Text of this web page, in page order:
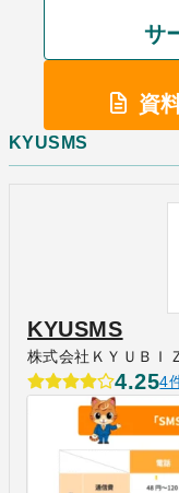
サ
資
KYUSMS
KYUSMS
株式会社ＫＹＵＢＩ
4.254